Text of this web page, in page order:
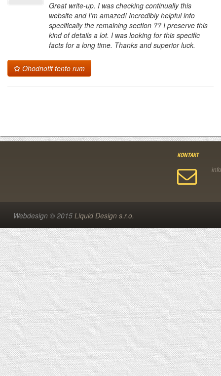
Great write-up. I was checking continually this
website and I’m amazed! Incredibly helpful info
specifically the remaining section ?? I preserve this
kind of details a lot. I was looking for this specific
facts for a long time. Thanks and superior luck.
Ohodnotit tento rum
KONTAKT
Webdesign © 2015 Liquid Design s.r.o.